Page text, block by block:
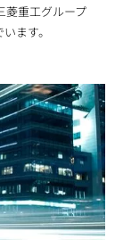
菱重工グループ
ます。